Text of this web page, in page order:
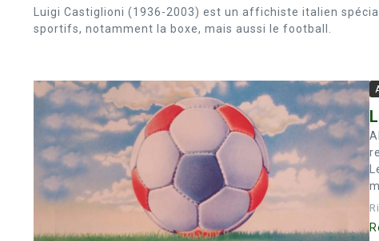
Luigi Castiglioni (1936-2003) est un affichiste italien
sportifs, notamment la boxe, mais aussi le football.